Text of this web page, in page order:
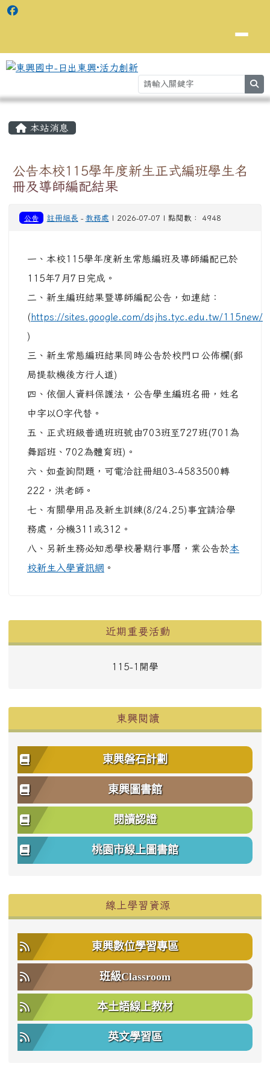
本站消息
公告本校115學年度新生正式編班學生名
冊及導師編配結果
公告 註冊組長 - 教務處 | 2026-07-07 | 點閱數： 4948
一、本校115學年度新生常態編班及導師編配已於
115年7月7日完成。
二、新生編班結果暨導師編配公告，如連結：
(https://sites.google.com/dsjhs.tyc.edu.tw/115new/
)
三、新生常態編班結果同時公告於校門口公佈欄(郵
局提款機後方行人道)
四、依個人資料保護法，公告學生編班名冊，姓名
中字以O字代替。
五、正式班級普通班班號由703班至727班(701為
舞蹈班、702為體育班)。
六、如查詢問題，可電洽註冊組03-4583500轉
222，洪老師。
七、有關學用品及新生訓練(8/24.25)事宜請洽學
務處，分機311或312。
八、另新生務必知悉學校暑期行事曆，業公告於本
校新生入學資訊網 。
近期重要活動
115-1開學
東興閱讀
東興磐石計劃
東興圖書館
閱讀認證
桃園市線上圖書館
線上學習資源
東興數位學習專區
班級Classroom
本土語線上教材
英文學習區